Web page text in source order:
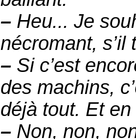
– Heu... Je
nécromant, s’il
– Si c’est
des machins,
déjà tout. Et
– Non, non,